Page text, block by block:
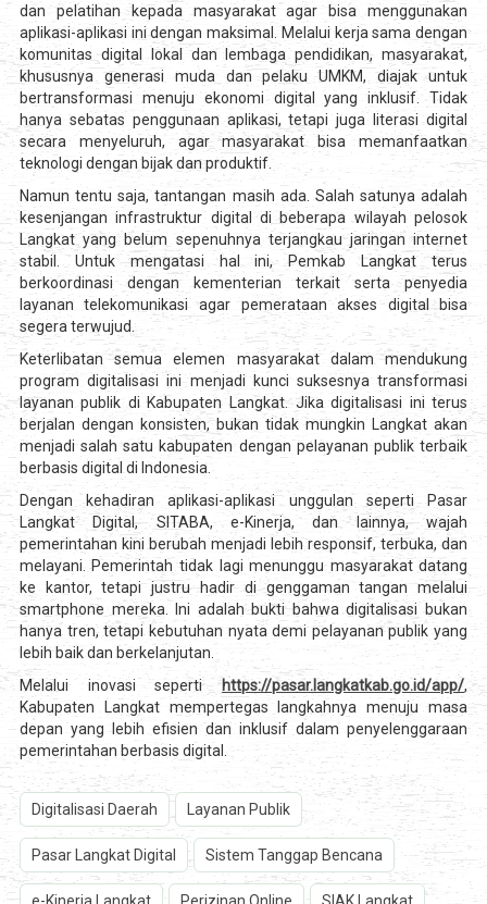
dan pelatihan kepada masyarakat agar bisa menggunakan
aplikasi-aplikasi ini dengan maksimal. Melalui kerja sama dengan
komunitas digital lokal dan lembaga pendidikan, masyarakat,
khususnya generasi muda dan pelaku UMKM, diajak untuk
bertransformasi menuju ekonomi digital yang inklusif. Tidak
hanya sebatas penggunaan aplikasi, tetapi juga literasi digital
secara menyeluruh, agar masyarakat bisa memanfaatkan
teknologi dengan bijak dan produktif.
Namun tentu saja, tantangan masih ada. Salah satunya adalah
kesenjangan infrastruktur digital di beberapa wilayah pelosok
Langkat yang belum sepenuhnya terjangkau jaringan internet
stabil. Untuk mengatasi hal ini, Pemkab Langkat terus
berkoordinasi dengan kementerian terkait serta penyedia
layanan telekomunikasi agar pemerataan akses digital bisa
segera terwujud.
Keterlibatan semua elemen masyarakat dalam mendukung
program digitalisasi ini menjadi kunci suksesnya transformasi
layanan publik di Kabupaten Langkat. Jika digitalisasi ini terus
berjalan dengan konsisten, bukan tidak mungkin Langkat akan
menjadi salah satu kabupaten dengan pelayanan publik terbaik
berbasis digital di Indonesia.
Dengan kehadiran aplikasi-aplikasi unggulan seperti Pasar
Langkat Digital, SITABA, e-Kinerja, dan lainnya, wajah
pemerintahan kini berubah menjadi lebih responsif, terbuka, dan
melayani. Pemerintah tidak lagi menunggu masyarakat datang
ke kantor, tetapi justru hadir di genggaman tangan melalui
smartphone mereka. Ini adalah bukti bahwa digitalisasi bukan
hanya tren, tetapi kebutuhan nyata demi pelayanan publik yang
lebih baik dan berkelanjutan.
Melalui inovasi seperti
https://pasar.langkatkab.go.id/app/,
Kabupaten Langkat mempertegas langkahnya menuju masa
depan yang lebih efisien dan inklusif dalam penyelenggaraan
pemerintahan berbasis digital.
Digitalisasi Daerah Layanan Publik
Pasar Langkat Digital Sistem Tanggap Bencana
e-Kinerja Langkat Perizinan Online SIAK Langkat